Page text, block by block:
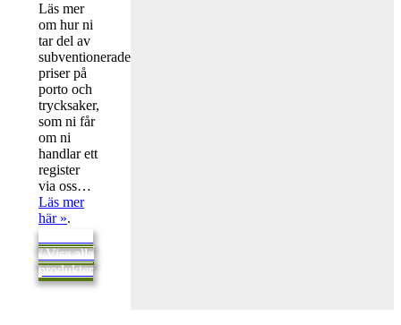
Läs mer
om hur ni
tar del av
subventionerade
priser på
porto och
trycksaker,
som ni får
om ni
handlar ett
register
via oss…
Läs mer
här ».
/ Visa alla
produkter